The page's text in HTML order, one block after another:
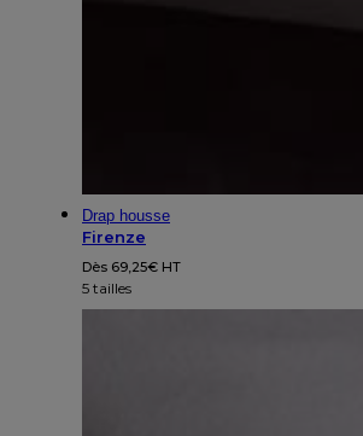
Drap housse
Firenze
Dès 69,25€ HT
5 tailles